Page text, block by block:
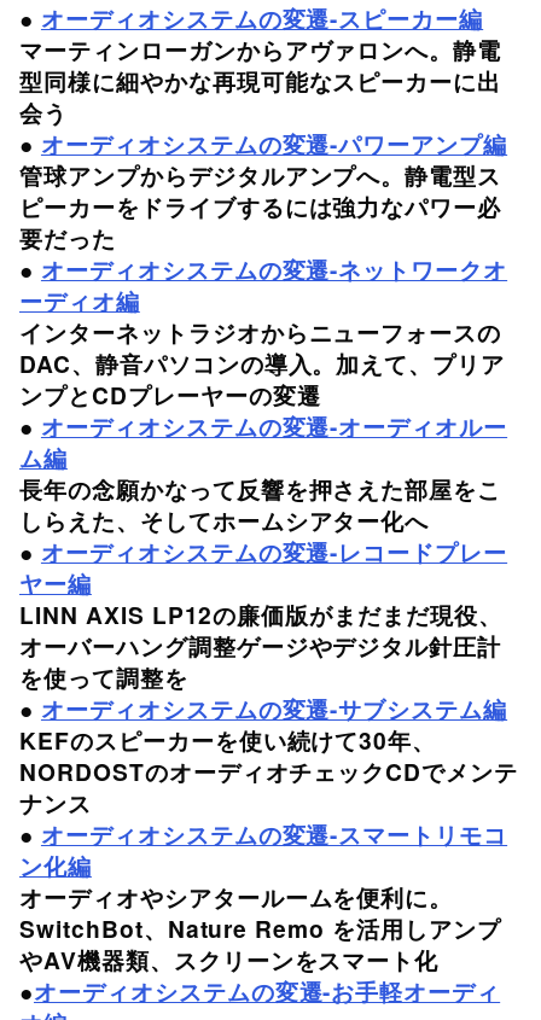
● オーディオシステムの変遷-スピーカー編
マーティンローガンからアヴァロンへ。静電
型同様に細やかな再現可能なスピーカーに出
会う
● オーディオシステムの変遷-パワーアンプ編
管球アンプからデジタルアンプへ。静電型ス
ピーカーをドライブするには強力なパワー必
要だった
● オーディオシステムの変遷-ネットワークオ
ーディオ編
インターネットラジオからニューフォースの
DAC、静音パソコンの導入。加えて、プリア
ンプとCDプレーヤーの変遷
● オーディオシステムの変遷-オーディオルー
ム編
長年の念願かなって反響を押さえた部屋をこ
しらえた、そしてホームシアター化へ
● オーディオシステムの変遷-レコードプレー
ヤー編
LINN AXIS LP12の廉価版がまだまだ現役、
オーバーハング調整ゲージやデジタル針圧計
を使って調整を
● オーディオシステムの変遷-サブシステム編
KEFのスピーカーを使い続けて30年、
NORDOSTのオーディオチェックCDでメンテ
ナンス
● オーディオシステムの変遷-スマートリモコ
ン化編
オーディオやシアタールームを便利に。
SwitchBot、Nature Remo を活用しアンプ
やAV機器類、スクリーンをスマート化
●オーディオシステムの変遷-お手軽オーディ